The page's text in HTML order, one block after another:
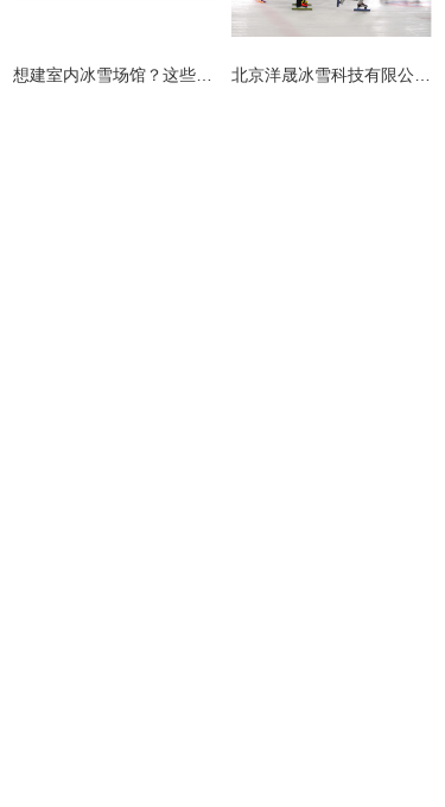
​想建室内冰雪场馆？这些避坑指南请收好！ 北京洋晟冰雪科技有限公司扎根首都北京，是国内领先的室内冰雪场馆建设一站式服务商。